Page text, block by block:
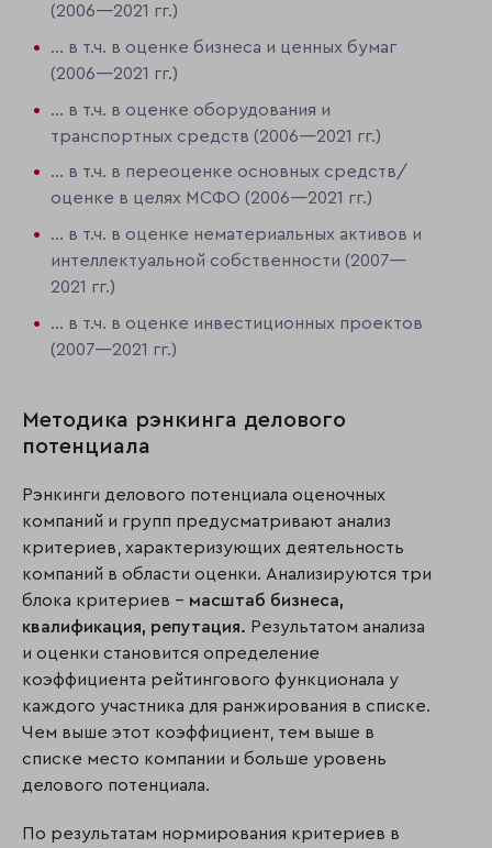
(2006—2021 гг.)
... в т.ч. в оценке бизнеса и ценных бумаг
(2006—2021 гг.)
... в т.ч. в оценке оборудования и
транспортных средств (2006—2021 гг.)
... в т.ч. в переоценке основных средств/
оценке в целях МСФО (2006—2021 гг.)
... в т.ч. в оценке нематериальных активов и
интеллектуальной собственности (2007—
2021 гг.)
... в т.ч. в оценке инвестиционных проектов
(2007—2021 гг.)
Методика рэнкинга делового
потенциала
Рэнкинги делового потенциала оценочных
компаний и групп предусматривают анализ
критериев, характеризующих деятельность
компаний в области оценки. Анализируются три
блока критериев – масштаб бизнеса,
квалификация, репутация. Результатом анализа
и оценки становится определение
коэффициента рейтингового функционала у
каждого участника для ранжирования в списке.
Чем выше этот коэффициент, тем выше в
списке место компании и больше уровень
делового потенциала.
По результатам нормирования критериев в